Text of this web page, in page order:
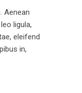
Aenean
ligula,
eleifend
in,